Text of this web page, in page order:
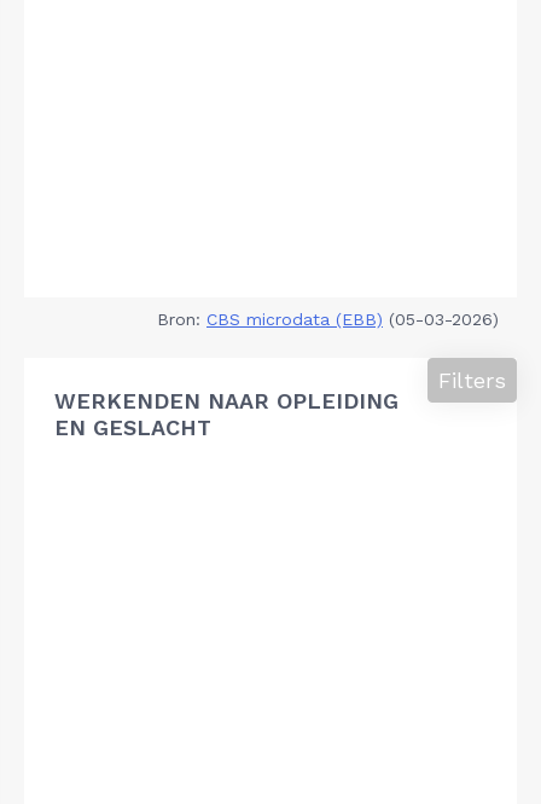
Bron: CBS microdata (EBB) (05-03-2026)
WERKENDEN NAAR OPLEIDING
EN GESLACHT
Filters